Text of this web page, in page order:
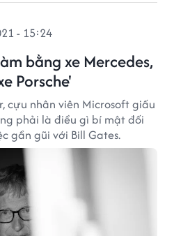
bằng xe Mercedes,
Porsche'
- 15:24
cựu nhân viên Microsoft giấu
phải là điều gì bí mật đối
gần gũi với Bill Gates.